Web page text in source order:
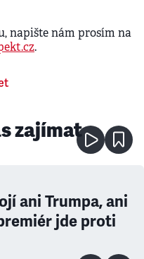
napište nám prosím na
.
zajímat
ani Trumpa, ani
jde proti